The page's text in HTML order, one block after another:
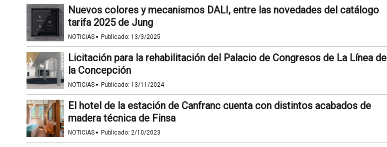
Nuevos colores y mecanismos DALI, entre las novedades del catálogo
tarifa 2025 de Jung
NOTICIAS · Publicado: 13/3/2025
Licitación para la rehabilitación del Palacio de Congresos de La Línea de
la Concepción
NOTICIAS · Publicado: 13/11/2024
El hotel de la estación de Canfranc cuenta con distintos acabados de
madera técnica de Finsa
NOTICIAS · Publicado: 2/10/2023